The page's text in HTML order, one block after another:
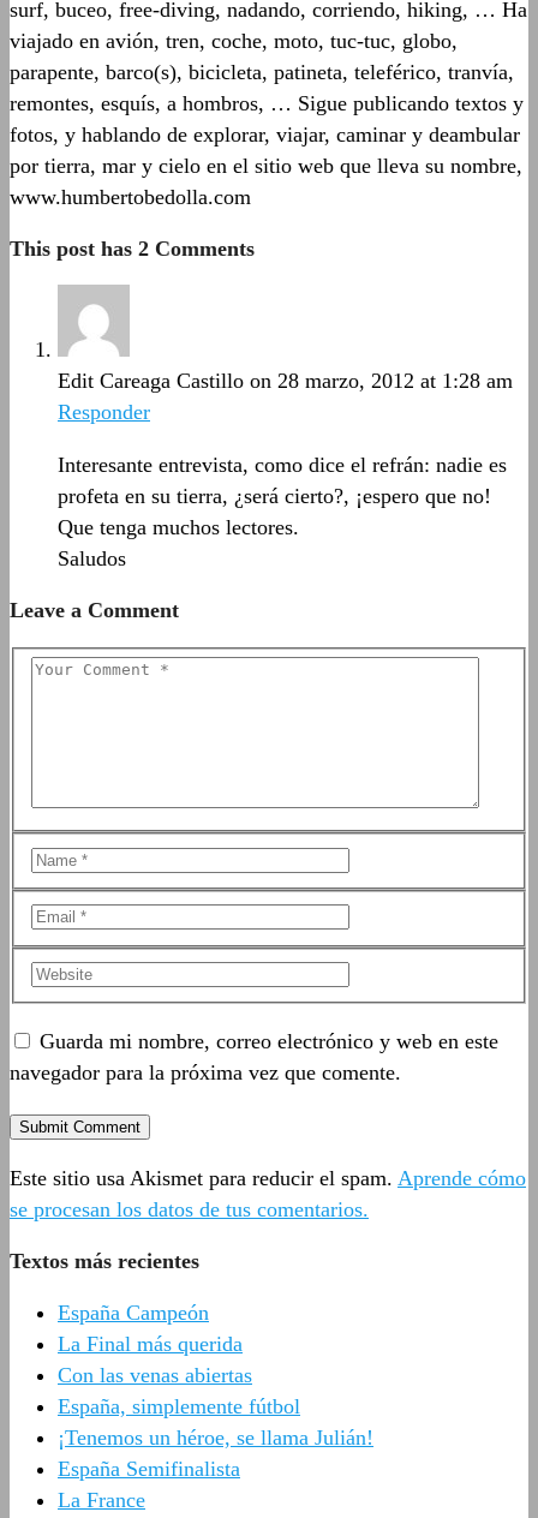
surf, buceo, free-diving, nadando, corriendo, hiking, … Ha
viajado en avión, tren, coche, moto, tuc-tuc, globo,
parapente, barco(s), bicicleta, patineta, teleférico, tranvía,
remontes, esquís, a hombros, … Sigue publicando textos y
fotos, y hablando de explorar, viajar, caminar y deambular
por tierra, mar y cielo en el sitio web que lleva su nombre,
www.humbertobedolla.com
This post has 2 Comments
Edit Careaga Castillo on 28 marzo, 2012 at 1:28 am
Responder
Interesante entrevista, como dice el refrán: nadie es
profeta en su tierra, ¿será cierto?, ¡espero que no!
Que tenga muchos lectores.
Saludos
Leave a Comment
Guarda mi nombre, correo electrónico y web en este
navegador para la próxima vez que comente.
Este sitio usa Akismet para reducir el spam. Aprende cómo
se procesan los datos de tus comentarios.
Textos más recientes
España Campeón
La Final más querida
Con las venas abiertas
España, simplemente fútbol
¡Tenemos un héroe, se llama Julián!
España Semifinalista
La France